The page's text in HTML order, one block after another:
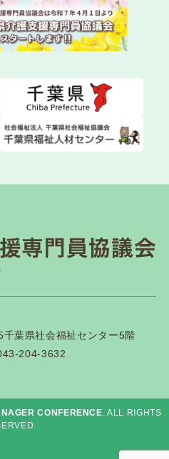
年夏号】を発送しまし
ター」に居宅介護支援
た
ンケートはこちら
ンロードについて
葉県社会福祉センター5階
204-3632
CONFERENCE. ALL RIGHTS